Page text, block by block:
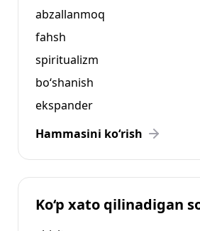
abzallanmoq
fahsh
spiritualizm
bo‘shanish
ekspander
Hammasini ko‘rish
Ko‘p xato qilinadigan